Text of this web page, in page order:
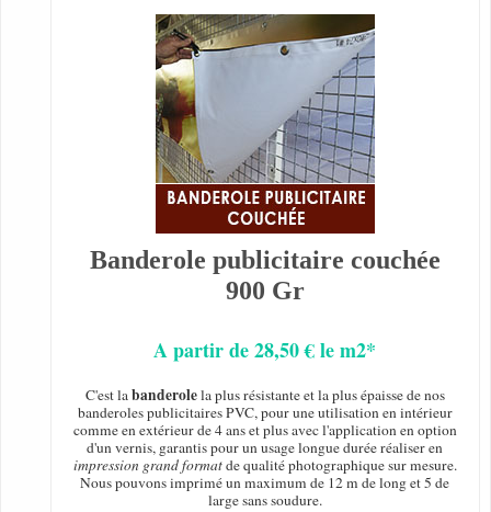
Banderole publicitaire couchée
900 Gr
A partir de 28,50 € le m2*
C'est labanderolela plus résistante et la plus épaisse de nos
banderoles publicitaires PVC, pour une utilisation en intérieur
comme en extérieur de 4 ans et plus avec l'application en option
d'un vernis, garantis pour un usage longue durée réaliser en
impression grand formatde qualité photographique sur mesure.
Nous pouvons imprimé un maximum de 12 m de long et 5 de
large sans soudure.